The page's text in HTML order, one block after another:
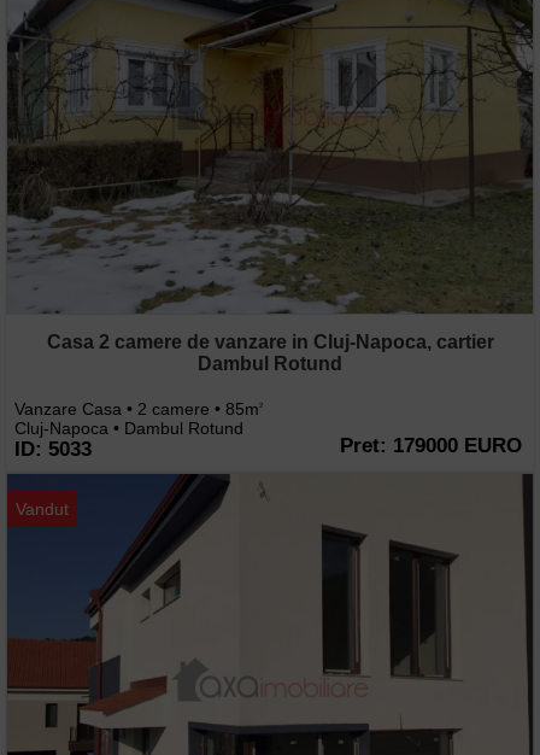
Casa 2 camere de vanzare in Cluj-Napoca, cartier
Dambul Rotund
Vanzare Casa • 2 camere • 85m2
Cluj-Napoca • Dambul Rotund
ID: 5033 Pret: 179000 EURO
Vandut